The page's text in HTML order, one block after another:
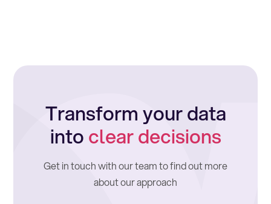
Transform your data
intoclear decisions
Get in touch with our team to find out more
about our approach